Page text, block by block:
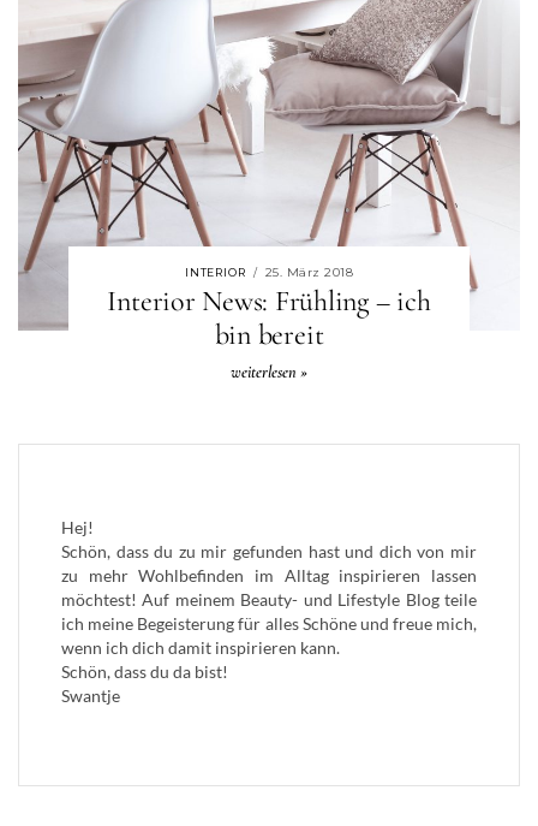
INTERIOR / 25. März 2018
Interior News: Frühling – ich
bin bereit
weiterlesen »
Hej!
Schön, dass du zu mir gefunden hast und dich von mir
zu mehr Wohlbefinden im Alltag inspirieren lassen
möchtest! Auf meinem Beauty- und Lifestyle Blog teile
ich meine Begeisterung für alles Schöne und freue mich,
wenn ich dich damit inspirieren kann.
Schön, dass du da bist!
Swantje